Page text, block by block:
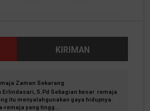
KIRIMAN
Zaman Sekarang
Erlindasari, S.Pd Sebagian besar remaja
itu menyalahgunakan gaya hidupnya.
remaja yang tingg...